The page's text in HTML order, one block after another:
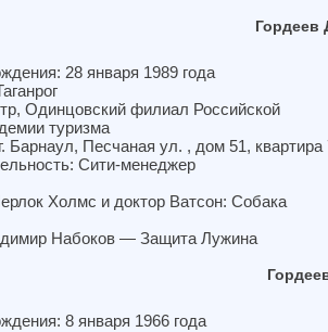
Гордеев
28 января 1989 года
Одинцовский филиал Российской
туризма
Барнаул, Песчаная ул. , дом 51, квартира
Сити-менеджер
Холмс и доктор Ватсон: Собака
Набоков — Защита Лужина
8 января 1966 года